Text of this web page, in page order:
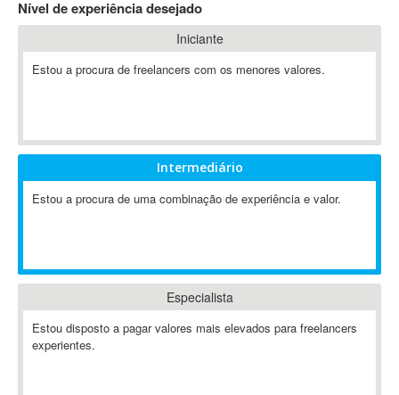
AAUS Scientific Diver
ABAP
ABIS
Ableton
Ableton Live
Abstract Window Toolkit (AWT)
AC Drives
AC3
Nível de experiência desejado
Iniciante
Estou a procura de freelancers com os menores valores.
Intermediário
Estou a procura de uma combinação de experiência e valor.
Especialista
Estou disposto a pagar valores mais elevados para freelancers
experientes.